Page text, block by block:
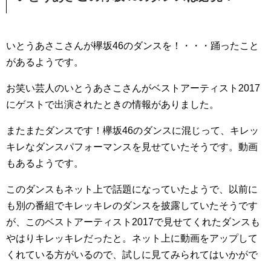
いとうあさこさんが欅坂46のダンスを！・・・踊ったこと
があるようです。
お笑い芸人のいとうあさこさんがベストアーティスト2017
にゲストで出演されたときの情報がありました。
またまたダンスです！欅坂46のダンスに混じって、キレッ
キレなダンスパフォーマンスを見せていたそうです。動画
もあるようです。
このダンスもネット上で話題になっていたようで、以前に
も別の番組でキレッキレのダンスを披露していたそうです
が、このベストアーティスト2017で見せてくれたダンスも
やはりキレッキレだったと。ネット上に動画をアップして
くれている方がいるので、試しに見てみられてはいかがで